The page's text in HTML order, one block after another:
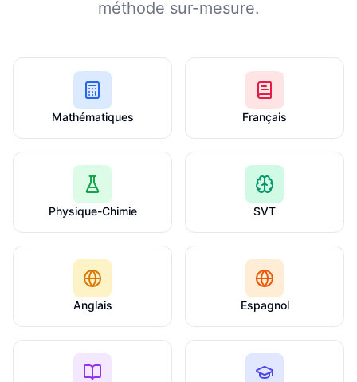
méthode sur-mesure.
Mathématiques Français
Physique-Chimie SVT
Anglais Espagnol